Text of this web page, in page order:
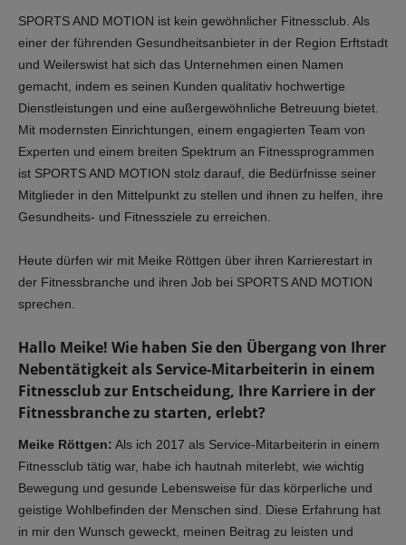
SPORTS AND MOTION ist kein gewöhnlicher Fitnessclub. Als
einer der führenden Gesundheitsanbieter in der Region Erftstadt
und Weilerswist hat sich das Unternehmen einen Namen
gemacht, indem es seinen Kunden qualitativ hochwertige
Dienstleistungen und eine außergewöhnliche Betreuung bietet.
Mit modernsten Einrichtungen, einem engagierten Team von
Experten und einem breiten Spektrum an Fitnessprogrammen
ist SPORTS AND MOTION stolz darauf, die Bedürfnisse seiner
Mitglieder in den Mittelpunkt zu stellen und ihnen zu helfen, ihre
Gesundheits- und Fitnessziele zu erreichen.
Heute dürfen wir mit Meike Röttgen über ihren Karrierestart in
der Fitnessbranche und ihren Job bei SPORTS AND MOTION
sprechen.
Hallo Meike! Wie haben Sie den Übergang von Ihrer
Nebentätigkeit als Service-Mitarbeiterin in einem
Fitnessclub zur Entscheidung, Ihre Karriere in der
Fitnessbranche zu starten, erlebt?
Meike Röttgen: Als ich 2017 als Service-Mitarbeiterin in einem
Fitnessclub tätig war, habe ich hautnah miterlebt, wie wichtig
Bewegung und gesunde Lebensweise für das körperliche und
geistige Wohlbefinden der Menschen sind. Diese Erfahrung hat
in mir den Wunsch geweckt, meinen Beitrag zu leisten und